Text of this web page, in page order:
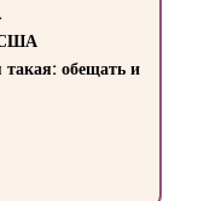
США
такая: обещать и